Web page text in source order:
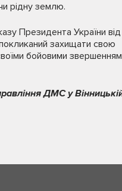
рідну землю.
Президента України від
захищати свою
бойовими
ДМС у